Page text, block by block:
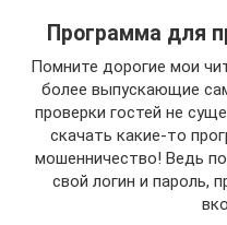
Программа для
Помните дорогие мои
более выпускающие
проверки гостей не
скачать какие-то
мошенничество! Ведь
свой логин и пароль,